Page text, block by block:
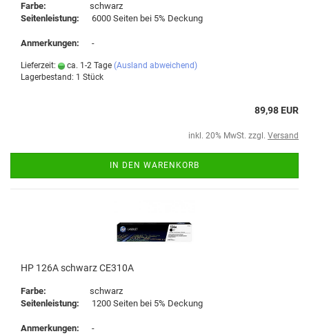
Farbe:
schwarz
Seitenleistung: 6000 Seiten bei 5% Deckung
Anmerkungen: -
Lieferzeit: ca. 1-2 Tage (Ausland abweichend)
Lagerbestand: 1 Stück
89,98 EUR
inkl. 20% MwSt. zzgl. Versand
IN DEN WARENKORB
HP 126A schwarz CE310A
Farbe:
schwarz
Seitenleistung: 1200 Seiten bei 5% Deckung
Anmerkungen: -